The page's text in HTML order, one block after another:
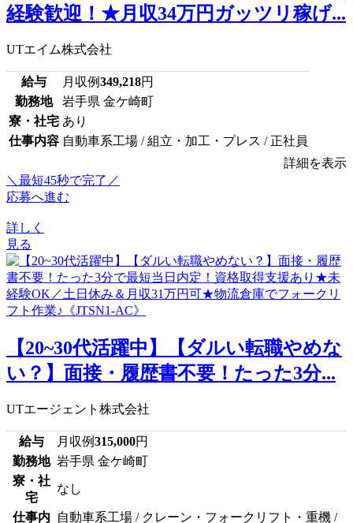
経験歓迎！★月収34万円ガッツリ稼げ...
UTエイム株式会社
給与 月収例349,218円
勤務地
岩手県 金ケ崎町
寮・社宅 あり
仕事内容 自動車系工場 / 組立・加工・プレス / 正社員
詳細を表示
＼最短45秒で完了／
応募へ進む
詳しく
見る
【20~30代活躍中】【ダルい転職やめな
い？】面接・履歴書不要！たった3分...
UTエージェント株式会社
給与 月収例315,000円
勤務地 岩手県 金ケ崎町
寮・社
宅
なし
仕事内
自動車系工場 / クレーン・フォークリフト・重機 /